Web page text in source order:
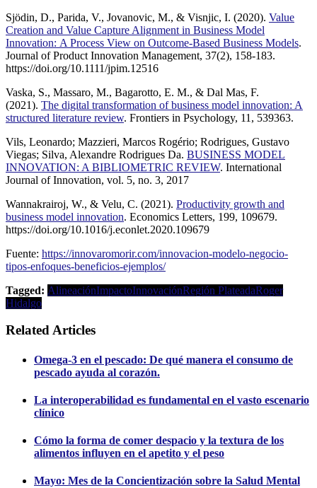
Sjödin, D., Parida, V., Jovanovic, M., & Visnjic, I. (2020). Value
Creation and Value Capture Alignment in Business Model
Innovation: A Process View on Outcome-Based Business Models.
Journal of Product Innovation Management, 37(2), 158-183.
https://doi.org/10.1111/jpim.12516
Vaska, S., Massaro, M., Bagarotto, E. M., & Dal Mas, F.
(2021). The digital transformation of business model innovation: A
structured literature review. Frontiers in Psychology, 11, 539363.
Vils, Leonardo; Mazzieri, Marcos Rogério; Rodrigues, Gustavo
Viegas; Silva, Alexandre Rodrigues Da. BUSINESS MODEL
INNOVATION: A BIBLIOMETRIC REVIEW. International
Journal of Innovation, vol. 5, no. 3, 2017
Wannakrairoj, W., & Velu, C. (2021). Productivity growth and
business model innovation. Economics Letters, 199, 109679.
https://doi.org/10.1016/j.econlet.2020.109679
Fuente: https://innovaromorir.com/innovacion-modelo-negocio-
tipos-enfoques-beneficios-ejemplos/
Tagged: AlineaciónImpactoInnovaciónRegión PlateadaRoger
Hidalgo
Related Articles
Omega-3 en el pescado: De qué manera el consumo de
pescado ayuda al corazón.
La interoperabilidad es fundamental en el vasto escenario
clínico
Cómo la forma de comer despacio y la textura de los
alimentos influyen en el apetito y el peso
Mayo: Mes de la Concientización sobre la Salud Mental